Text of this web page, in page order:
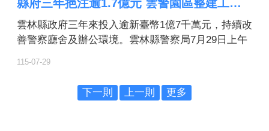
縣府三年挹注逾1.7億元 雲警園區整建工程動土邁向智慧警政新里程
115-07-29
雲林縣政府三年來投入逾新臺幣1億7千萬元，持續改
善警察廳舍及辦公環境。雲林縣警察局7月29日上午
下一則
上一則 更多